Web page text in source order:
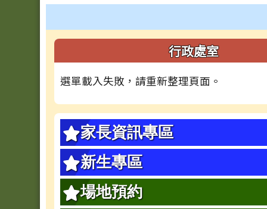
左邊區域內容行政處室
選單載入失敗，請重新整理頁面。
家長資訊專區
新生專區
場地預約
頁尾區域